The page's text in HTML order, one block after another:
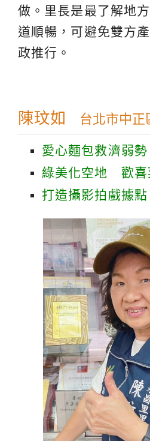
做。里長是最了解地
道順暢，可避免雙方
政推行。
陳玟如 台北市中正
愛心麵包救濟弱勢
綠美化空地 歡喜
打造攝影拍戲據